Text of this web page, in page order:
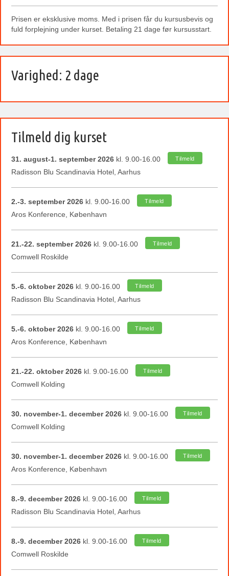
Prisen er eksklusive moms. Med i prisen får du kursusbevis og
fuld forplejning under kurset. Betaling 21 dage før kursusstart.
Varighed: 2 dage
Tilmeld dig kurset
31. august-1. september 2026 kl. 9.00-16.00 Tilmeld
Radisson Blu Scandinavia Hotel, Aarhus
2.-3. september 2026 kl. 9.00-16.00 Tilmeld
Aros Konference, København
21.-22. september 2026 kl. 9.00-16.00 Tilmeld
Comwell Roskilde
5.-6. oktober 2026 kl. 9.00-16.00 Tilmeld
Radisson Blu Scandinavia Hotel, Aarhus
5.-6. oktober 2026 kl. 9.00-16.00 Tilmeld
Aros Konference, København
21.-22. oktober 2026 kl. 9.00-16.00 Tilmeld
Comwell Kolding
30. november-1. december 2026 kl. 9.00-16.00 Tilmeld
Comwell Kolding
30. november-1. december 2026 kl. 9.00-16.00 Tilmeld
Aros Konference, København
8.-9. december 2026 kl. 9.00-16.00 Tilmeld
Radisson Blu Scandinavia Hotel, Aarhus
8.-9. december 2026 kl. 9.00-16.00 Tilmeld
Comwell Roskilde